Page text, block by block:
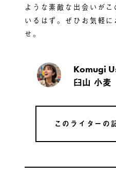
ような素敵な出会いが
いるはず。ぜひお気軽
せ。
Komugi
臼山 小麦
このライターの
このライターの